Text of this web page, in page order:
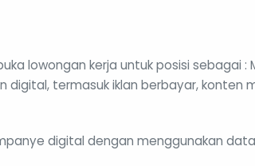
lowongan kerja untuk posisi sebagai
termasuk iklan berbayar, konten
digital dengan menggunakan